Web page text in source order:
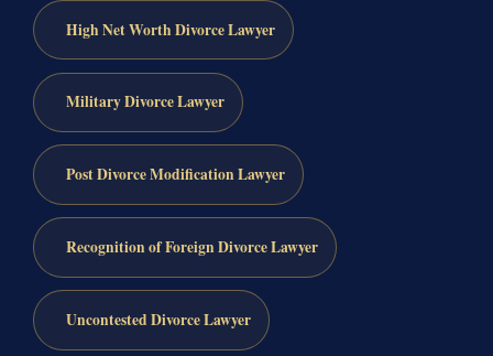
High Net Worth Divorce Lawyer
Military Divorce Lawyer
Post Divorce Modification Lawyer
Recognition of Foreign Divorce Lawyer
Uncontested Divorce Lawyer